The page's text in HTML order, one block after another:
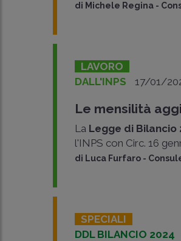
di Michele Regina -
LAVORO
DALL'INPS
17/01/
Le mensilità
La Legge di Bilancio
l'INPS con Circ. 16
di Luca Furfaro -
SPECIALI
DDL BILANCIO 2024